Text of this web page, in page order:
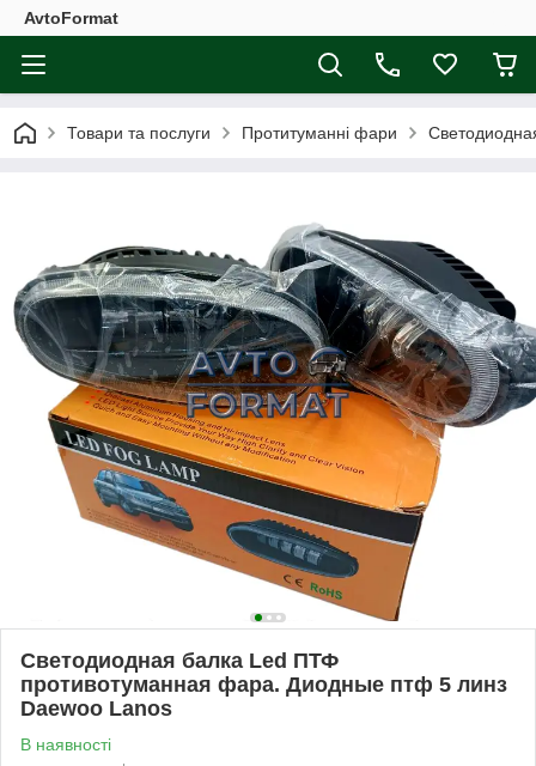
AvtoFormat
Товари та послуги Протитуманні фари
Светодиодная балка Led ПТФ
противотуманная фара. Диодные птф 5 линз
Daewoo Lanos
В наявності